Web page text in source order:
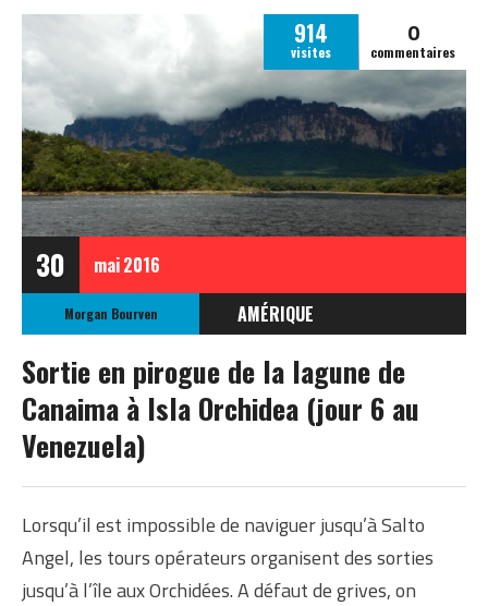
30 mai2016
914
visites
0
commentaires
Morgan Bourven
AMÉRIQUE
VENEZUELA
Sortie en pirogue de la lagune de
Canaima à Isla Orchidea (jour 6 au
Venezuela)
Lorsqu’il est impossible de naviguer jusqu’à Salto
Angel, les tours opérateurs organisent des sorties
jusqu’à l’île aux Orchidées. A défaut de grives, on